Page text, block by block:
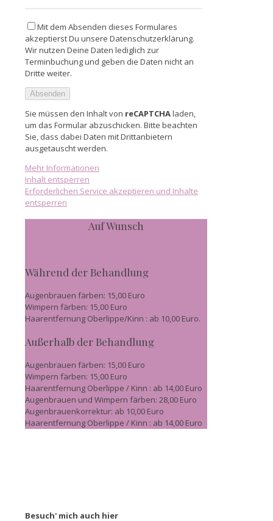
Mit dem Absenden dieses Formulares
akzeptierst Du unsere Datenschutzerklärung.
Wir nutzen Deine Daten lediglich zur
Terminbuchung und geben die Daten nicht an
Dritte weiter.
Sie müssen den Inhalt von reCAPTCHAladen,
um das Formular abzuschicken. Bitte beachten
Sie, dass dabei Daten mit Drittanbietern
ausgetauscht werden.
Mehr Informationen
Inhalt entsperren
Erforderlichen Service akzeptieren und Inhalte
entsperren
Auf Wunsch
Während der Behandlung
Augenbrauen färben: 15,00 Euro
Wimpern färben: 15,00 Euro
Haarentfernung Oberlippe/Kinn : ab 10,00 Euro.
Außerhalb der Behandlung
Augenbrauen färben: 15,00 Euro
Wimpern färben: 15,00 Euro
Haarentfernung Oberlippe / Kinn : ab 14,00 Euro
Augenbrauen und Wimpern färben: 28,00 Euro
Augenbrauenkorrektur: ab 10,00 Euro
Haarentfernung Oberlippe / Kinn : ab 14,00 Euro
Besuch' mich auch hier